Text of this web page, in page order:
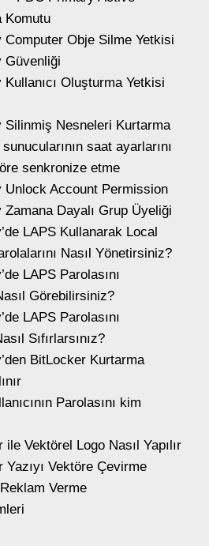
Komutu
Obje Silme Yetkisi
Güvenliği
Oluşturma Yetkisi
Nesneleri Kurtarma
saat ayarlarını
senkronize etme
Account Permission
Dayalı Grup Üyeliği
LAPS Kullanarak Local
Nasıl Yönetirsiniz?
LAPS Parolasını
Görebilirsiniz?
LAPS Parolasını
Sıfırlarsınız?
BitLocker Kurtarma
Parolasını kim
Vektörel Logo Nasıl Yapılır
Vektöre Çevirme
Verme